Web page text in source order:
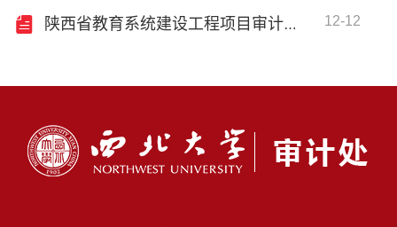
陕西省教育系统建设工程项目审计实施办法 12-12